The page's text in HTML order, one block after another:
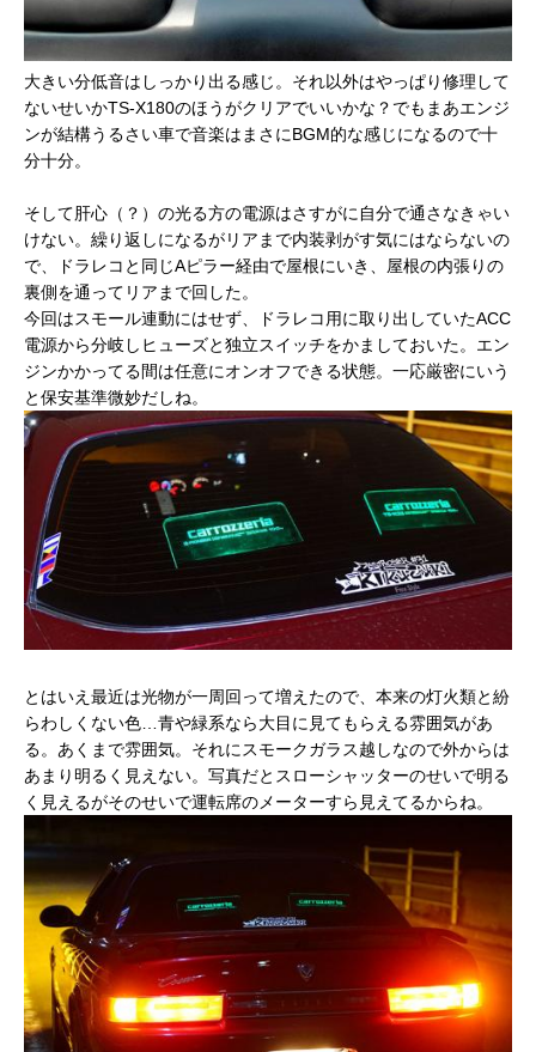
大きい分低音はしっかり出る感じ。それ以外はやっぱり修理して
ないせいかTS-X180のほうがクリアでいいかな？でもまあエンジ
ンが結構うるさい車で音楽はまさにBGM的な感じになるので十
分十分。
そして肝心（？）の光る方の電源はさすがに自分で通さなきゃい
けない。繰り返しになるがリアまで内装剥がす気にはならないの
で、ドラレコと同じAピラー経由で屋根にいき、屋根の内張りの
裏側を通ってリアまで回した。
今回はスモール連動にはせず、ドラレコ用に取り出していたACC
電源から分岐しヒューズと独立スイッチをかましておいた。エン
ジンかかってる間は任意にオンオフできる状態。一応厳密にいう
と保安基準微妙だしね。
とはいえ最近は光物が一周回って増えたので、本来の灯火類と紛
らわしくない色…青や緑系なら大目に見てもらえる雰囲気があ
る。あくまで雰囲気。それにスモークガラス越しなので外からは
あまり明るく見えない。写真だとスローシャッターのせいで明る
く見えるがそのせいで運転席のメーターすら見えてるからね。